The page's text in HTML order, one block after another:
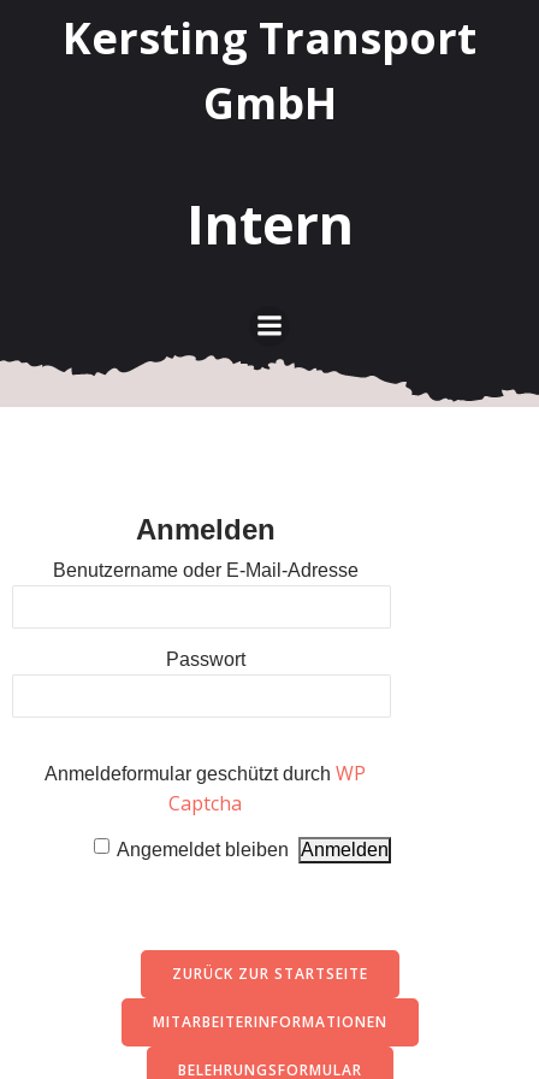
Kersting Transport
GmbH
Intern
Anmelden
Benutzername oder E-Mail-Adresse
Passwort
Anmeldeformular geschützt durch WP
Captcha
Angemeldet bleiben
ZURÜCK ZUR STARTSEITE
MITARBEITERINFORMATIONEN
BELEHRUNGSFORMULAR